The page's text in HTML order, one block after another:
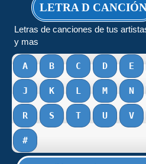
LETRA D
Letras de canciones de tus
y mas
A B C D E
J K L M N
R S T U V
#